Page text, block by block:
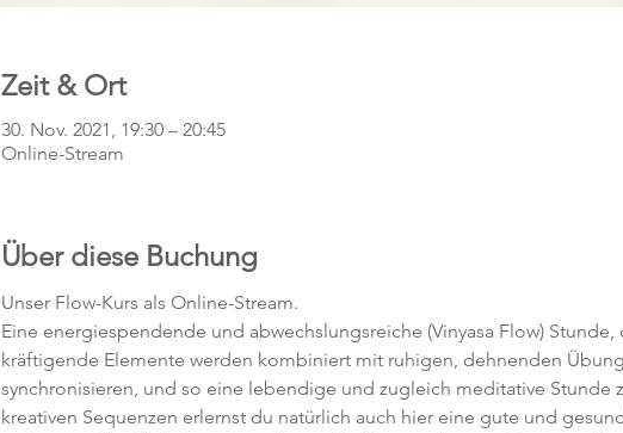
Zeit & Ort
30. Nov. 2021, 19:30 – 20:45
Online-Stream
Über diese Buchung
Unser Flow-Kurs als Online-Stream.
Eine energiespendende und abwechslungsreiche (Vinyasa Flow)
kräftigende Elemente werden kombiniert mit ruhigen, dehnenden
synchronisieren, und so eine lebendige und zugleich meditative Stunde
kreativen Sequenzen erlernst du natürlich auch hier eine gute und